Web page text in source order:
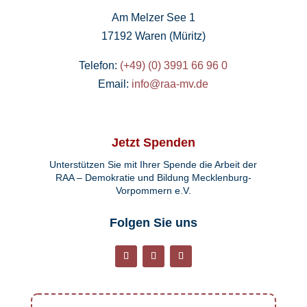
Am Melzer See 1
17192 Waren (Müritz)
Telefon: (+49) (0) 3991 66 96 0
Email: info@raa-mv.de
Jetzt Spenden
Unterstützen Sie mit Ihrer Spende die Arbeit der
RAA – Demokratie und Bildung Mecklenburg-
Vorpommern e.V.
Folgen Sie uns